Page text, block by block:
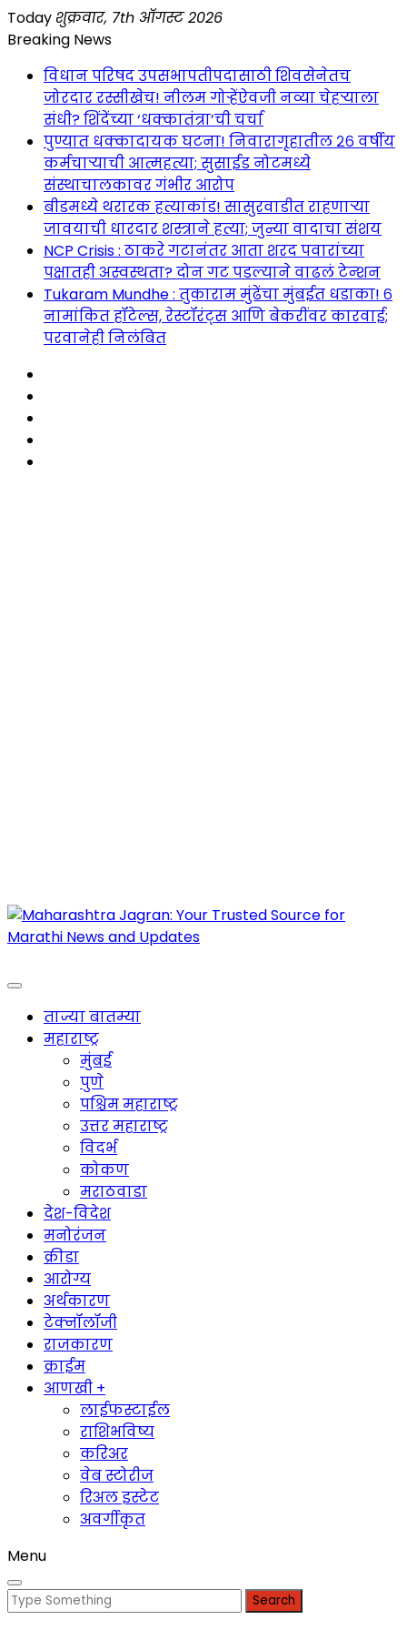
Skip
to
Today शुक्रवार, 7th ऑगस्ट 2026
Breaking News
विधान परिषद उपसभापतीपदासाठी शिवसेनेतच
जोरदार रस्सीखेच! नीलम गोऱ्हेंऐवजी नव्या चेहऱ्याला
संधी? शिंदेंच्या ‘धक्कातंत्रा’ची चर्चा
पुण्यात धक्कादायक घटना! निवारागृहातील २६ वर्षीय
कर्मचाऱ्याची आत्महत्या; सुसाईड नोटमध्ये
संस्थाचालकावर गंभीर आरोप
बीडमध्ये थरारक हत्याकांड! सासुरवाडीत राहणाऱ्या
जावयाची धारदार शस्त्राने हत्या; जुन्या वादाचा संशय
NCP Crisis : ठाकरे गटानंतर आता शरद पवारांच्या
पक्षातही अस्वस्थता? दोन गट पडल्याने वाढलं टेन्शन
Tukaram Mundhe : तुकाराम मुंढेंचा मुंबईत धडाका! ६
नामांकित हॉटेल्स, रेस्टॉरंट्स आणि बेकरींवर कारवाई;
परवानेही निलंबित
Maharashtra Jagran : Your Trusted Companion
ताज्या बातम्या
महाराष्ट्र
मुंबई
पुणे
पश्चिम महाराष्ट्र
उत्तर महाराष्ट्र
विदर्भ
कोकण
मराठवाडा
देश-विदेश
मनोरंजन
क्रीडा
आरोग्य
अर्थकारण
टेक्नॉलॉजी
राजकारण
क्राईम
आणखी +
लाईफस्टाईल
राशिभविष्य
करिअर
वेब स्टोरीज
रिअल इस्टेट
अवर्गीकृत
Menu
Search